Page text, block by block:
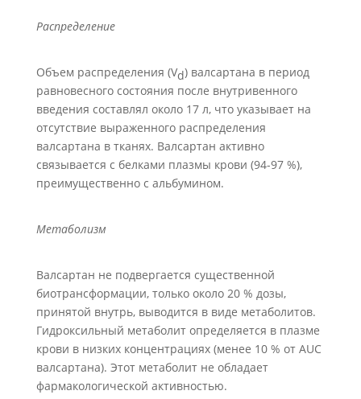
Распределение
Объем распределения (Vd) валсартана в период
равновесного состояния после внутривенного
введения составлял около 17 л, что указывает на
отсутствие выраженного распределения
валсартана в тканях. Валсартан активно
связывается с белками плазмы крови (94-97 %),
преимущественно с альбумином.
Метаболизм
Валсартан не подвергается существенной
биотрансформации, только около 20 % дозы,
принятой внутрь, выводится в виде метаболитов.
Гидроксильный метаболит определяется в плазме
крови в низких концентрациях (менее 10 % от AUC
валсартана). Этот метаболит не обладает
фармакологической активностью.